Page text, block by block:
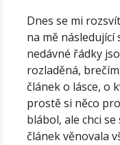
Dnes se mi
na mě následující
nedávné řádky
rozladěná,
článek o lásce, o
prostě si něco
blábol, ale chci
článek věnovala